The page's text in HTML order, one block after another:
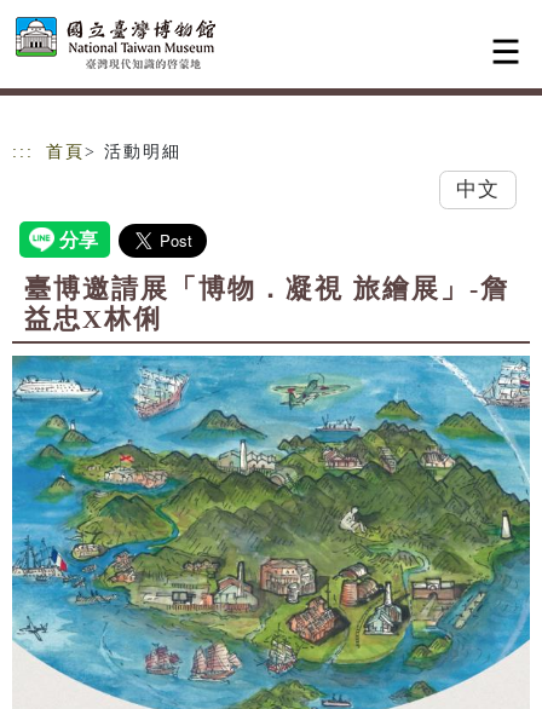
跳到主要內容
網站導覽
::: 首頁 > 活動明細
中文
臺博邀請展「博物．凝視 旅繪展」-詹
益忠X林俐